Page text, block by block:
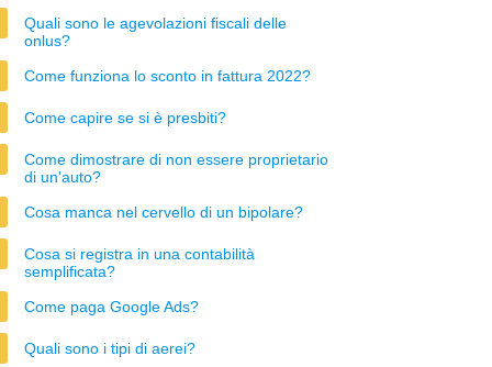
Quali sono le agevolazioni fiscali delle
onlus?
Come funziona lo sconto in fattura 2022?
Come capire se si è presbiti?
Come dimostrare di non essere proprietario
di un'auto?
Cosa manca nel cervello di un bipolare?
Cosa si registra in una contabilità
semplificata?
Come paga Google Ads?
Quali sono i tipi di aerei?